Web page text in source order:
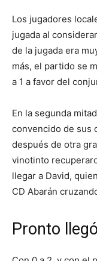
Los jugadores
jugada al
de la jugada era
más, el partido se
a 1 a favor del
En la segunda
convencido de sus
después de otra
vinotinto
llegar a David,
CD Abarán
Pronto